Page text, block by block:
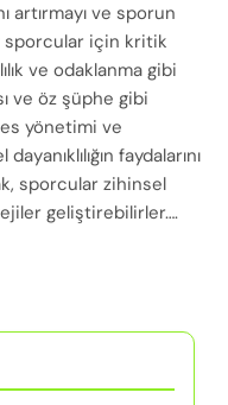
artırmayı ve sporun
sporcular için kritik
ve odaklanma gibi
ve öz şüphe gibi
yönetimi ve
faydalarını
sporcular zihinsel
geliştirebilirler….